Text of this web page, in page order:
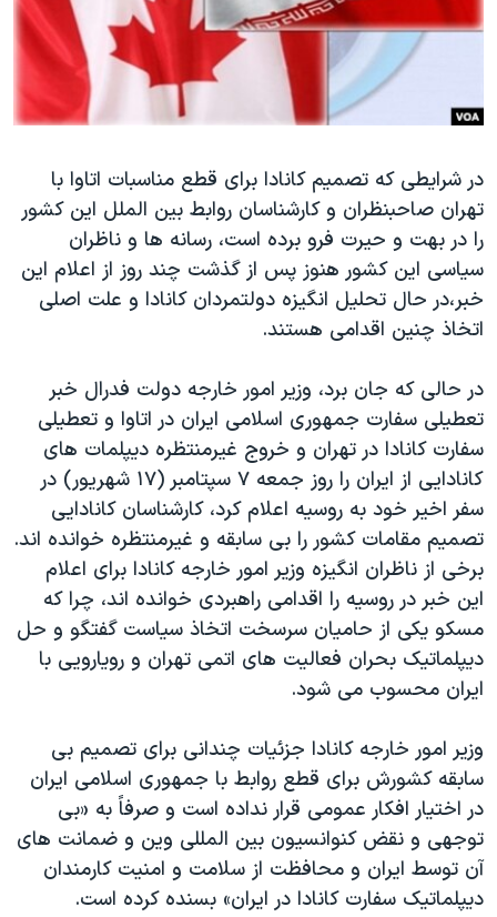
فرهنگ و زندگی
حقوق شهروندی
اسرائیل در جنگ
گالری عکس
آرشیو پخش زنده
مستندها
انتخابات ریاست جمهوری آمریکا ۲۰۲۴
حمله جمهوری اسلامی به اسرائیل
ورزش زنان در ایران
اعتراضات زن، زندگی، آزادی
مجموعه مستندهای دادخواهی
تریبونال مردمی آبان ۹۸
دادگاه حمید نوری
چهل سال گروگان‌گیری
قانون شفافیت دارائی کادر رهبری ایران
اعتراضات مردمی آبان ۹۸
اسرائیل در جنگ
نرگس محمدی برنده جایزه نوبل صلح
همایش محافظه‌کاران آمریکا «سی‌پک»
صفحه‌های ویژه
سفر پرزیدنت ترامپ به چین
دنبال کنید
زبانهای مختلف
در شرایطی که تصمیم کانادا برای قطع مناسبات اتاوا با
تهران صاحبنظران و کارشناسان روابط بین الملل این کشور
را در بهت و حیرت فرو برده است، رسانه ها و ناظران
سیاسی این کشور هنوز پس از گذشت چند روز از اعلام این
خبر،در حال تحلیل انگیزه دولتمردان کانادا و علت اصلی
اتخاذ چنین اقدامی هستند.
در حالی که جان برد، وزیر امور خارجه دولت فدرال خبر
تعطیلی سفارت جمهوری اسلامی ایران در اتاوا و تعطیلی
سفارت کانادا در تهران و خروج غیرمنتظره دیپلمات های
کانادایی از ایران را روز جمعه ۷ سپتامبر (۱۷ شهریور) در
سفر اخیر خود به روسیه اعلام کرد، کارشناسان کانادایی
تصمیم مقامات کشور را بی سابقه و غیرمنتظره خوانده اند.
برخی از ناظران انگیزه وزیر امور خارجه کانادا برای اعلام
این خبر در روسیه را اقدامی راهبردی خوانده اند، چرا که
مسکو یکی از حامیان سرسخت اتخاذ سیاست گفتگو و حل
دیپلماتیک بحران فعالیت های اتمی تهران و رویارویی با
ایران محسوب می شود.
وزیر امور خارجه کانادا جزئیات چندانی برای تصمیم بی
سابقه کشورش برای قطع روابط با جمهوری اسلامی ایران
در اختیار افکار عمومی قرار نداده است و صرفاً به «بی
توجهی و نقض کنوانسیون بین المللی وین و ضمانت های
آن توسط ایران و محافظت از سلامت و امنیت کارمندان
دیپلماتیک سفارت کانادا در ایران» بسنده کرده است.